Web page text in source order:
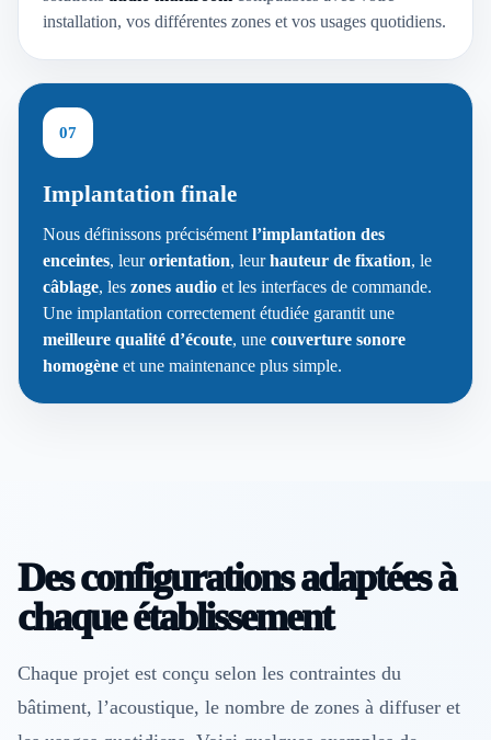
installation, vos différentes zones et vos usages quotidiens.
07
Implantation finale
Nous définissons précisément l’implantation des
enceintes, leurorientation, leurhauteur de fixation, le
câblage, les zones audio et les interfaces de commande.
Une implantation correctement étudiée garantit une
meilleure qualité d’écoute, une couverture sonore
homogène et une maintenance plus simple.
Des configurations adaptées à
chaque établissement
Chaque projet est conçu selon les contraintes du
bâtiment, l’acoustique, le nombre de zones à diffuser et